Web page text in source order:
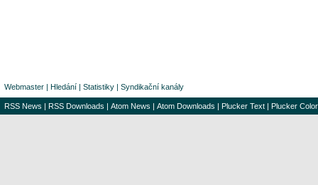
Webmaster | Hledání | Statistiky | Syndikační kanály
RSS News | RSS Downloads | Atom News | Atom Downloads | Plucker Text | Plucker Color